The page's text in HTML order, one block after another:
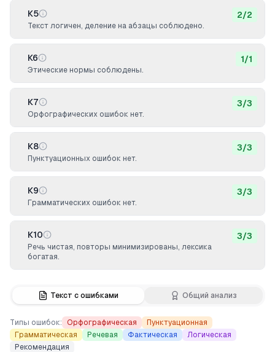
Текст с ошибками Общий анализ
Типы ошибок: Орфографическая
Пунктуационная
Грамматическая
Речевая Фактическая
Логическая
Рекомендация
К5
Текст логичен, деление на абзацы соблюдено.
2/2
К6
Этические нормы соблюдены.
1/1
К7
Орфографических ошибок нет.
3/3
К8
Пунктуационных ошибок нет.
3/3
К9
Грамматических ошибок нет.
3/3
К10
Речь чистая, повторы минимизированы, лексика
богатая.
3/3